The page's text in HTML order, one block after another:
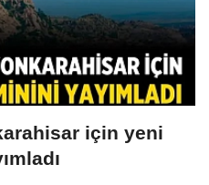
için yeni